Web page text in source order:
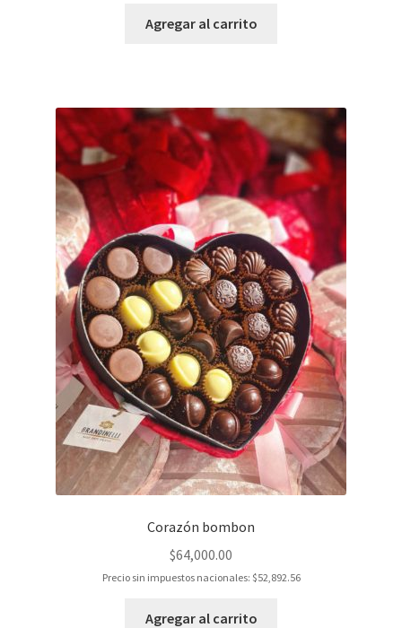
Agregar al carrito
Corazón bombon
$64,000.00
Precio sin impuestos nacionales: $52,892.56
Agregar al carrito